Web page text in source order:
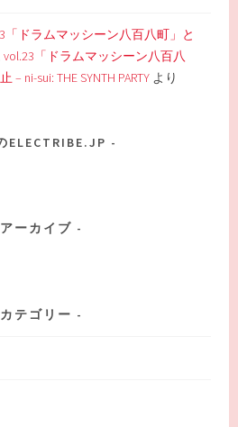
「ドラムマッシーン八百八町」と
vol.23「ドラムマッシーン八百八
ni-sui: THE SYNTH PARTY より
ELECTRIBE.JP
アーカイブ
カテゴリー